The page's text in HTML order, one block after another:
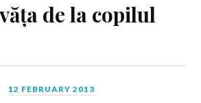
de la copilul
12 FEBRUARY 2013